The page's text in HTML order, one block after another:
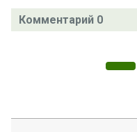
Комментарий 0